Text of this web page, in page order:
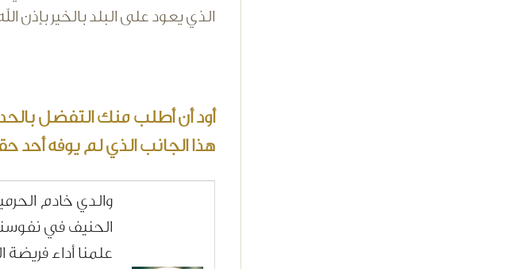
الذي يعود على البلد بالخير بإذن
أود أن أطلب منك التفضل
هذا الجانب الذي لم يوفه أحد
والدي خادم
الحنيف في
علمنا أداء